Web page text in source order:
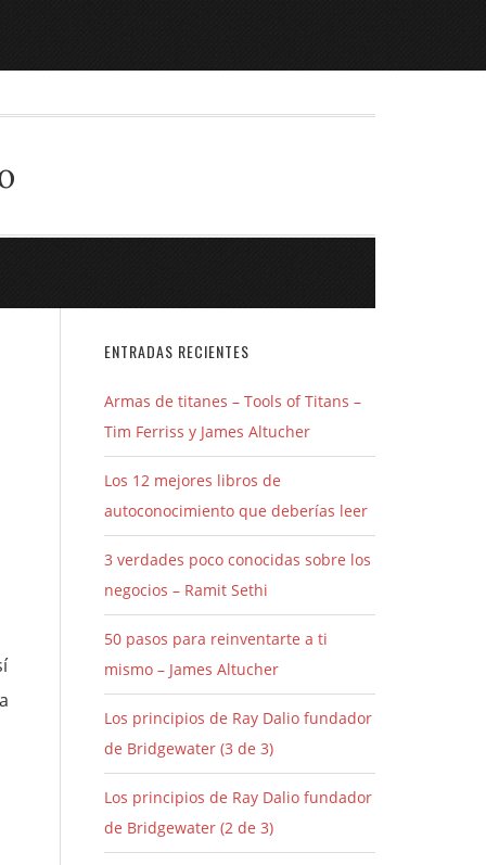
ENTRADAS RECIENTES
Armas de titanes – Tools of Titans –
Tim Ferriss y James Altucher
Los 12 mejores libros de
autoconocimiento que deberías leer
3 verdades poco conocidas sobre los
negocios – Ramit Sethi
50 pasos para reinventarte a ti
mismo – James Altucher
Los principios de Ray Dalio fundador
de Bridgewater (3 de 3)
Los principios de Ray Dalio fundador
de Bridgewater (2 de 3)